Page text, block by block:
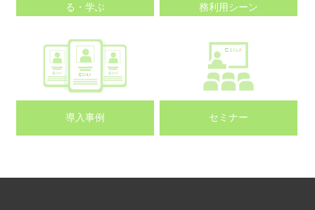
る・学ぶ
務利用シーン
導入事例 セミナー